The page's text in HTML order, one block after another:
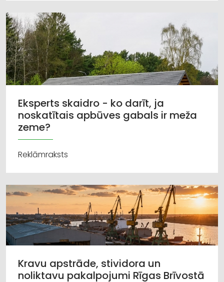
Eksperts skaidro - ko darīt, ja
noskatītais apbūves gabals ir meža
zeme?
Reklāmraksts
Kravu apstrāde, stividora un
noliktavu pakalpojumi Rīgas Brīvostā